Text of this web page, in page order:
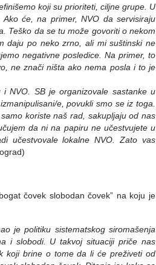
koji su prioriteti, ciljne grupe. U
će, na primer, NVO da servisiraju
Teško da se tu može govoriti o nekom
daju po neko zrno, ali mi suštinski ne
negativne posledice. Na primer, to
ne znači ništa ako nema posla i to je
NVO. SB je organizovale sastanke u
e, povukli smo se iz toga.
koriste naš rad, sakupljaju od nas
da ni na papiru ne učestvujete u
učestvovale lokalne NVO. Zato vas
čovek slobodan čovek” na koju je
je politiku sistematskog siromašenja
i slobodi. U takvoj situaciji priče nas
koji brine o tome da li će preživeti od